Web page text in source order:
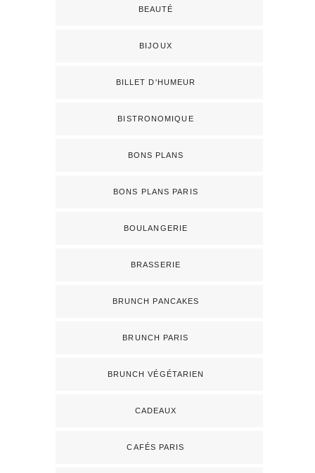
BEAUTÉ
BIJOUX
BILLET D'HUMEUR
BISTRONOMIQUE
BONS PLANS
BONS PLANS PARIS
BOULANGERIE
BRASSERIE
BRUNCH PANCAKES
BRUNCH PARIS
BRUNCH VÉGÉTARIEN
CADEAUX
CAFÉS PARIS